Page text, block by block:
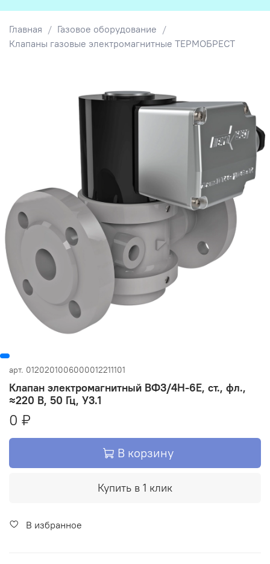
Главная
Газовое оборудование
Клапаны газовые электромагнитные ТЕРМОБРЕСТ
арт. 0120201006000012211101
Клапан электромагнитный ВФ3/4Н-6Е, ст., фл.,
≈220 В, 50 Гц, У3.1
0 ₽
В корзину
Купить в 1 клик
В избранное